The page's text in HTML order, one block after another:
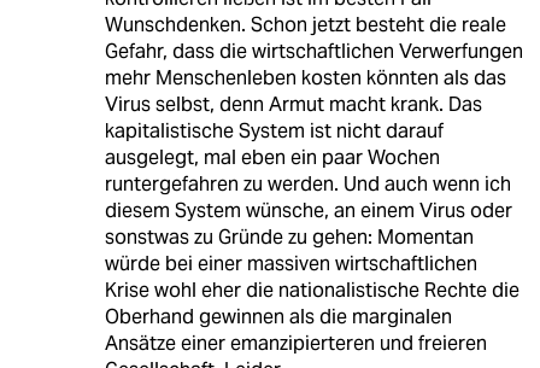
Wunschdenken. Schon jetzt besteht die reale
Gefahr, dass die wirtschaftlichen Verwerfungen
mehr Menschenleben kosten könnten als das
Virus selbst, denn Armut macht krank. Das
kapitalistische System ist nicht darauf
ausgelegt, mal eben ein paar Wochen
runtergefahren zu werden. Und auch wenn ich
diesem System wünsche, an einem Virus oder
sonstwas zu Gründe zu gehen: Momentan
würde bei einer massiven wirtschaftlichen
Krise wohl eher die nationalistische Rechte die
Oberhand gewinnen als die marginalen
Ansätze einer emanzipierteren und freieren